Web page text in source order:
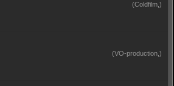
(Coldfilm,)
(VO-production,)